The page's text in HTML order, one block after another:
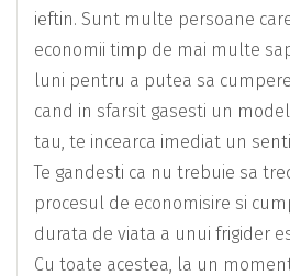
ieftin. Sunt multe persoane
economii timp de mai multe
luni pentru a putea sa
cand in sfarsit gasesti un
tau, te incearca imediat un
Te gandesti ca nu trebuie sa
procesul de economisire si
durata de viata a unui frigider
Cu toate acestea, la un